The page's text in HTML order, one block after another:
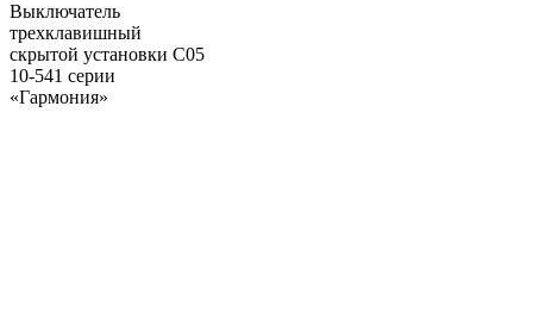
Выключатель
трехклавишный
скрытой установки C05
10-541 серии
«Гармония»